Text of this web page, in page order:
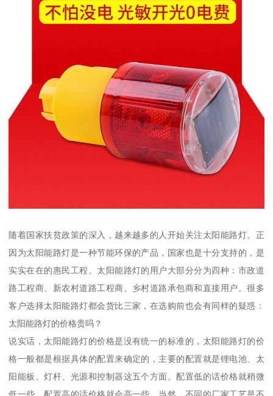
随着国家扶贫政策的深入，越来越多的人开始关注太阳能路灯。正
因为太阳能路灯是一种节能环保的产品，国家也是十分支持的，是
实实在在的惠民工程。太阳能路灯的用户大部分分为四种：市政道
路工程商、新农村道路工程商、乡村道路承包商和直接用户。很多
客户选择太阳能路灯都会货比三家，在选购前也会有同样的疑惑：
太阳能路灯的价格贵吗？
说实话，太阳能路灯的价格是没有统一的标准的，太阳能路灯的价
格一般都是根据具体的配置来确定的，主要的配置就是锂电池、太
阳能板、灯杆、光源和控制器这五个方面。配置低的话价格就稍微
低一些，配置高的话价格就会高一些。当然，不同的厂家工艺是不